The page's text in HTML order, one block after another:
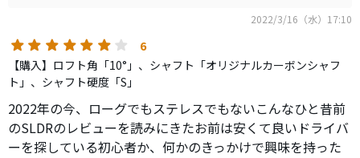
2022/3/16（水）17:10
6
【購入】ロフト角「10°」、シャフト「オリジナルカーボンシャフ
ト」、シャフト硬度「S」
2022年の今、ローグでもステレスでもないこんなひと昔前
のSLDRのレビューを読みにきたお前は安くて良いドライバ
ーを探している初心者か、何かのきっかけで興味を持った